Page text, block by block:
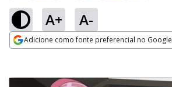
A+ A-
Adicione como fonte preferencial no Google